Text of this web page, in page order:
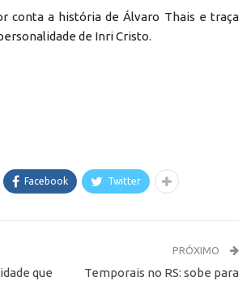
conta a história de Álvaro Thais e traça
de Inri Cristo.
Facebook Twitter
que
PRÓXIMO
Temporais no RS: sobe para